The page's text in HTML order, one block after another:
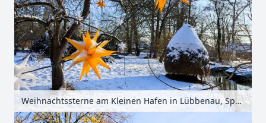
Weihnachtssterne am Kleinen Hafen in Lübbenau, Spreewald, Brandenburg, Deutschland